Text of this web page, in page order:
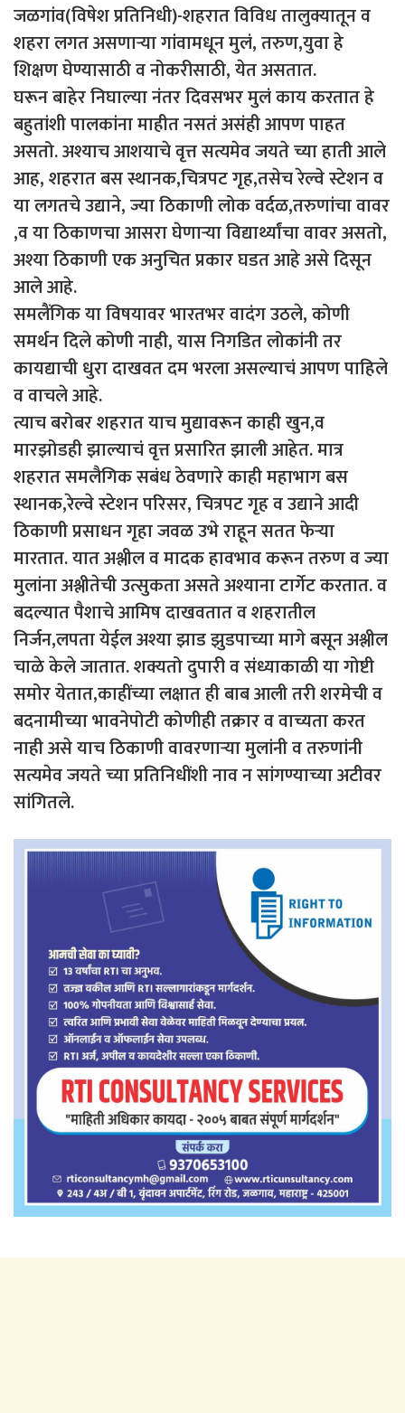
जळगांव(विषेश प्रतिनिधी)-शहरात विविध तालुक्यातून व
शहरा लगत असणाऱ्या गांवामधून मुलं, तरुण,युवा हे
शिक्षण घेण्यासाठी व नोकरीसाठी, येत असतात.
घरून बाहेर निघाल्या नंतर दिवसभर मुलं काय करतात हे
बहुतांशी पालकांना माहीत नसतं असंही आपण पाहत
असतो. अश्याच आशयाचे वृत्त सत्यमेव जयते च्या हाती आले
आह, शहरात बस स्थानक,चित्रपट गृह,तसेच रेल्वे स्टेशन व
या लगतचे उद्याने, ज्या ठिकाणी लोक वर्दळ,तरुणांचा वावर
,व या ठिकाणचा आसरा घेणाऱ्या विद्यार्थ्यांचा वावर असतो,
अश्या ठिकाणी एक अनुचित प्रकार घडत आहे असे दिसून
आले आहे.
समलैंगिक या विषयावर भारतभर वादंग उठले, कोणी
समर्थन दिले कोणी नाही, यास निगडित लोकांनी तर
कायद्याची धुरा दाखवत दम भरला असल्याचं आपण पाहिले
व वाचले आहे.
त्याच बरोबर शहरात याच मुद्यावरून काही खुन,व
मारझोडही झाल्याचं वृत्त प्रसारित झाली आहेत. मात्र
शहरात समलैगिक सबंध ठेवणारे काही महाभाग बस
स्थानक,रेल्वे स्टेशन परिसर, चित्रपट गृह व उद्याने आदी
ठिकाणी प्रसाधन गृहा जवळ उभे राहून सतत फेऱ्या
मारतात. यात अश्लील व मादक हावभाव करून तरुण व ज्या
मुलांना अश्लीतेची उत्सुकता असते अश्याना टार्गेट करतात. व
बदल्यात पैशाचे आमिष दाखवतात व शहरातील
निर्जन,लपता येईल अश्या झाड झुडपाच्या मागे बसून अश्लील
चाळे केले जातात. शक्यतो दुपारी व संध्याकाळी या गोष्टी
समोर येतात,काहींच्या लक्षात ही बाब आली तरी शरमेची व
बदनामीच्या भावनेपोटी कोणीही तक्रार व वाच्यता करत
नाही असे याच ठिकाणी वावरणाऱ्या मुलांनी व तरुणांनी
सत्यमेव जयते च्या प्रतिनिधींशी नाव न सांगण्याच्या अटीवर
सांगितले.